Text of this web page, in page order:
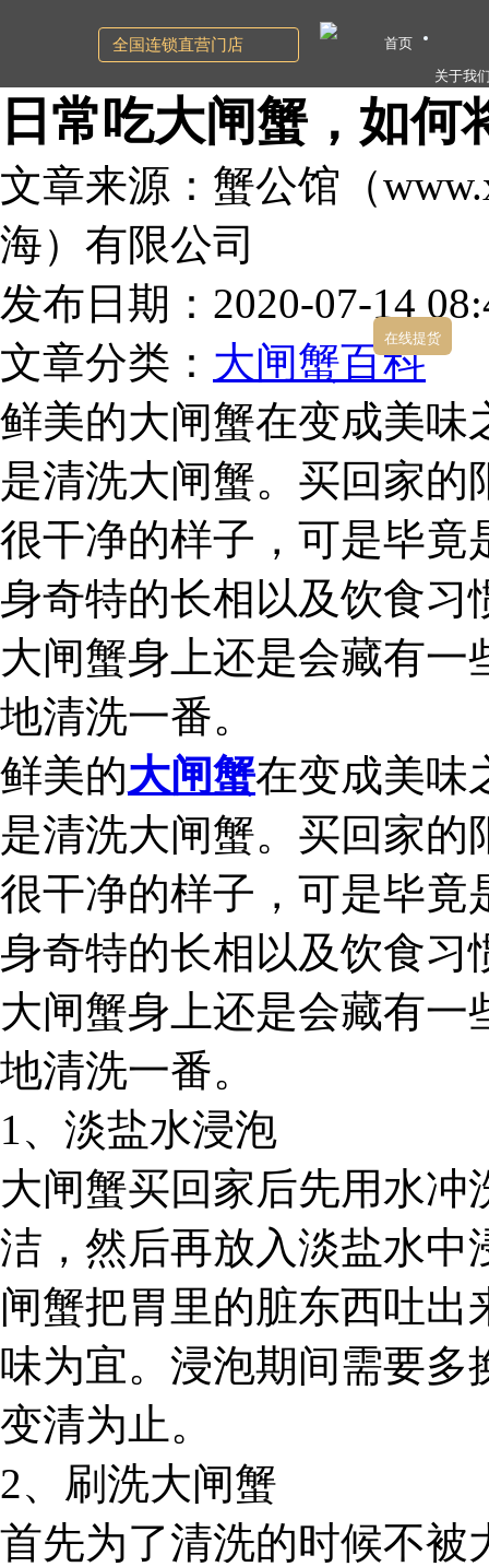
日常吃大闸蟹，如
文章来源：蟹公馆（
海）有限公司
发布日期：2020-07-14
文章分类： 大闸蟹百科
鲜美的大闸蟹在变成美味
是清洗大闸蟹。买回家
很干净的样子，可是毕竟
身奇特的长相以及饮食习
大闸蟹身上还是会藏有
地清洗一番。
鲜美的大闸蟹在变成美味
是清洗大闸蟹。买回家
很干净的样子，可是毕竟
身奇特的长相以及饮食习
大闸蟹身上还是会藏有
地清洗一番。
1、淡盐水浸泡
大闸蟹买回家后先用水
洁，然后再放入淡盐水中
闸蟹把胃里的脏东西吐
味为宜。浸泡期间需要多
变清为止。
2、刷洗大闸蟹
首先为了清洗的时候不被
全国连锁直营门店
首页
关于我
在线提货